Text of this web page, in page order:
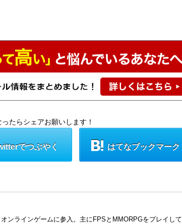
たらシェアお願いします！
でつぶやく はてなブックマーク
ンラインゲームに参入。主にFPSとMMORPGをプレイして